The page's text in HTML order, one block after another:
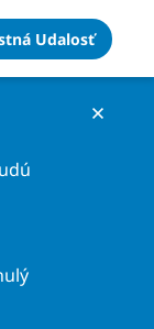
Udalosť